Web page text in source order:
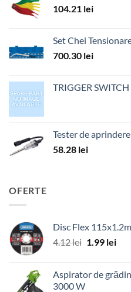
104.21 lei
Set Chei
700.30 lei
TRIGGER SWITCH
Tester de
58.28 lei
OFERTE
Disc Flex
4.12lei Prețul
fost:
1.99 lei
Aspirator de
3000 W